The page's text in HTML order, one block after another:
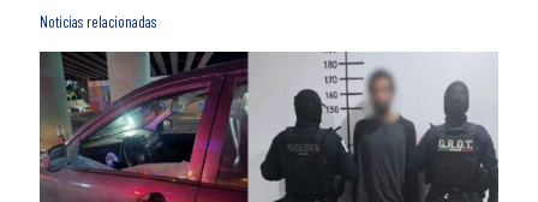
Noticias relacionadas